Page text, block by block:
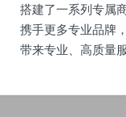
搭建了一系列专属
携手更多专业品牌
带来专业、高质量服